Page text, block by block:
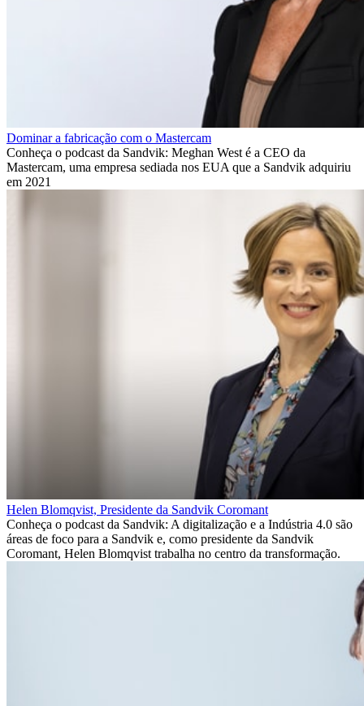
Dominar a fabricação com o Mastercam
Conheça o podcast da Sandvik: Meghan West é a CEO da
Mastercam, uma empresa sediada nos EUA que a Sandvik adquiriu
em 2021
Helen Blomqvist, Presidente da Sandvik Coromant
Conheça o podcast da Sandvik: A digitalização e a Indústria 4.0 são
áreas de foco para a Sandvik e, como presidente da Sandvik
Coromant, Helen Blomqvist trabalha no centro da transformação.